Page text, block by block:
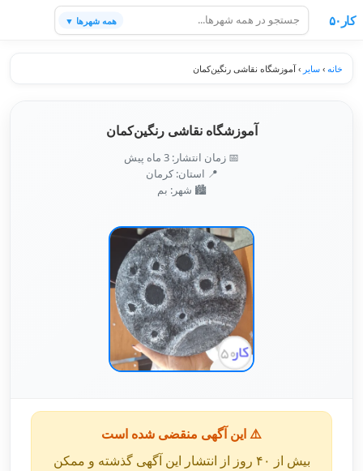
کار۵۰ همه شهرها ▼
خانه › سایر ›آموزشگاه نقاشی رنگین‌کمان
آموزشگاه نقاشی رنگین‌کمان
📅 زمان انتشار: 3 ماه پیش
📍 استان: کرمان
🏙️ شهر: بم
⚠️ این آگهی منقضی شده است
بیش از ۴۰ روز از انتشار این آگهی گذشته و ممکن